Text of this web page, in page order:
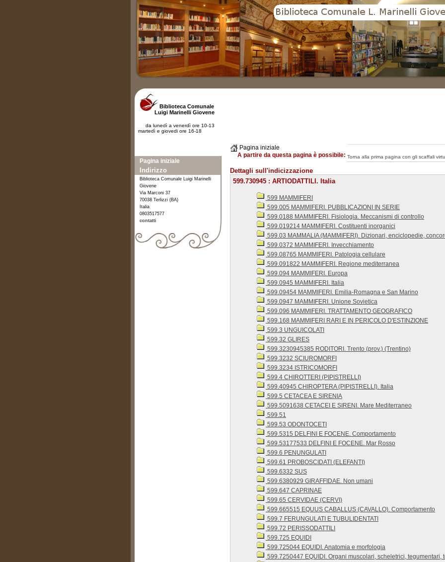
Pagina iniziale
A partire da questa pagina è possibile: Torna alla prima pagina con gli scaffali
Dettagli sull'indicizzazione
599.730945 : ARTIODATTILI. Italia
599 MAMMIFERI
599.005 MAMMIFERI. PUBBLICAZIONI IN SERIE
599.0188 MAMMIFERI. Fisiologia. Meccanismi di controllo
599.019214 MAMMIFERI. Costituenti inorganici
599.03 MAMMALIA (MAMMIFERI). Dizionari, enciclopedie,
599.0372 MAMMIFERI. Invecchiamento
599.08765 MAMMIFERI. Patologia cellulare
599.091822 MAMMIFERI. Regione mediterranea
599.094 MAMMIFERI. Europa
599.0945 MAMMIFERI. Italia
599.09454 MAMMIFERI. Emilia-Romagna e San Marino
599.0947 MAMMIFERI. Unione Sovietica
599.096 MAMMIFERI. TRATTAMENTO GEOGRAFICO
599.168 MAMMIFERI RARI E IN PERICOLO D'ESTINZIONE
599.3 UNGUICOLATI
599.32 GLIRES
599.3230945385 RODITORI. Trento (prov.) (Trentino)
599.3232 SCIUROMORFI
599.3234 ISTRICOMORFI
599.4 CHIROTTERI (PIPISTRELLI)
599.40945 CHIROPTERA (PIPISTRELLI). Italia
599.5 CETACEA E SIRENIA
599.5091638 CETACEI E SIRENI. Mare Mediterraneo
599.51
599.53 ODONTOCETI
599.5315 DELFINI E FOCENE. Comportamento
599.53177533 DELFINI E FOCENE. Mar Rosso
599.6 PENUNGULATI
599.61 PROBOSCIDATI (ELEFANTI)
599.6332 SUS
599.6380929 GIRAFFIDAE. Non umani
599.647 CAPRINAE
599.65 CERVIDAE (CERVI)
599.665515 EQUUS CABALLUS (CAVALLO). Comportamento
599.7 FERUNGULATI E TUBULIDENTATI
599.72 PERISSODATTILI
599.725 EQUIDI
599.725044 EQUIDI. Anatomia e morfologia
599.7250447 EQUIDI. Organi muscolari, scheletrici, tegumentari,
Biblioteca Comunale
Luigi Marinelli Giovene
da lunedì a venerdì ore 10-13
martedì e giovedi ore 16-18
Pagina iniziale
Indirizzo
Biblioteca Comunale Luigi Marinelli
Giovene
Via Marconi 37
70038 Terlizzi (BA)
Italia
0803517577
contatti